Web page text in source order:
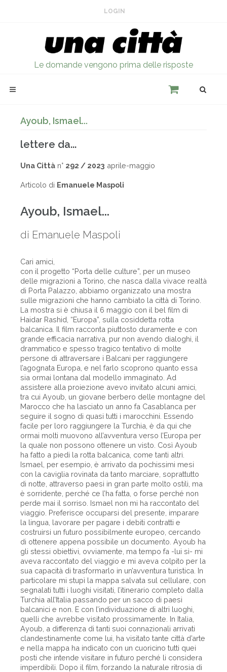
LOGIN
Le domande vengono prima delle risposte
Ayoub, Ismael...
lettere da...
Una Città n° 292 / 2023 aprile-maggio
Articolo di Emanuele Maspoli
Ayoub, Ismael...
di Emanuele Maspoli
Cari amici,
con il progetto “Porta delle culture”, per un museo
delle migrazioni a Torino, che nasca dalla vivace realtà
di Porta Palazzo, abbiamo organizzato una mostra
sulle migrazioni che hanno cambiato la città di Torino.
La mostra si è chiusa il 6 maggio con il bel film di
Haidar Rashid, “Europa”, sulla cosiddetta rotta
balcanica. Il film racconta piuttosto duramente e con
grande efficacia narrativa, pur non avendo dialoghi, il
drammatico e spesso tragico tentativo di molte
persone di attraversare i Balcani per raggiungere
l’agognata Europa, e nel farlo scoprono quanto essa
sia ormai lontana dal modello immaginato. Ad
assistere alla proiezione avevo invitato alcuni amici,
tra cui Ayoub, un giovane berbero delle montagne del
Marocco che ha lasciato un anno fa Casablanca per
seguire il sogno di quasi tutti i marocchini. Essendo
facile per loro raggiungere la Turchia, è da qui che
ormai molti muovono all’avventura verso l’Europa per
la quale non possono ottenere un visto. Così Ayoub
ha fatto a piedi la rotta balcanica, come tanti altri.
Ismael, per esempio, è arrivato da pochissimi mesi
con la caviglia rovinata da tanto marciare, soprattutto
di notte, attraverso paesi in gran parte molto ostili, ma
è sorridente, perché ce l’ha fatta, o forse perché non
perde mai il sorriso. Ismael non mi ha raccontato del
viaggio. Preferisce occuparsi del presente, imparare
la lingua, lavorare per pagare i debiti contratti e
costruirsi un futuro possibilmente europeo, cercando
di ottenere appena possibile un documento. Ayoub ha
gli stessi obiettivi, ovviamente, ma tempo fa -lui sì- mi
aveva raccontato del viaggio e mi aveva colpito per la
sua capacità di trasformarlo in un’avventura turistica. In
particolare mi stupì la mappa salvata sul cellulare, con
segnalati tutti i luoghi visitati, l’itinerario completo dalla
Turchia all’Italia passando per un sacco di paesi
balcanici e non. E con l’individuazione di altri luoghi,
quelli che avrebbe visitato prossimamente. In Italia,
Ayoub, a differenza di tanti suoi connazionali arrivati
clandestinamente come lui, ha visitato tante città d’arte
e nella mappa ha indicato con un cuoricino tutti quei
posti che intende visitare in futuro perché li considera
imperdibili. Dopo il film, forzando la naturale ritrosia di